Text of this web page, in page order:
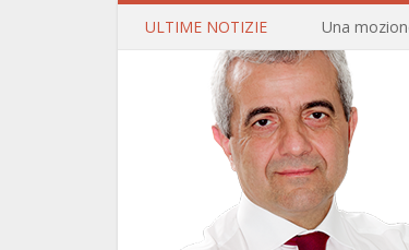
ULTIME NOTIZIE